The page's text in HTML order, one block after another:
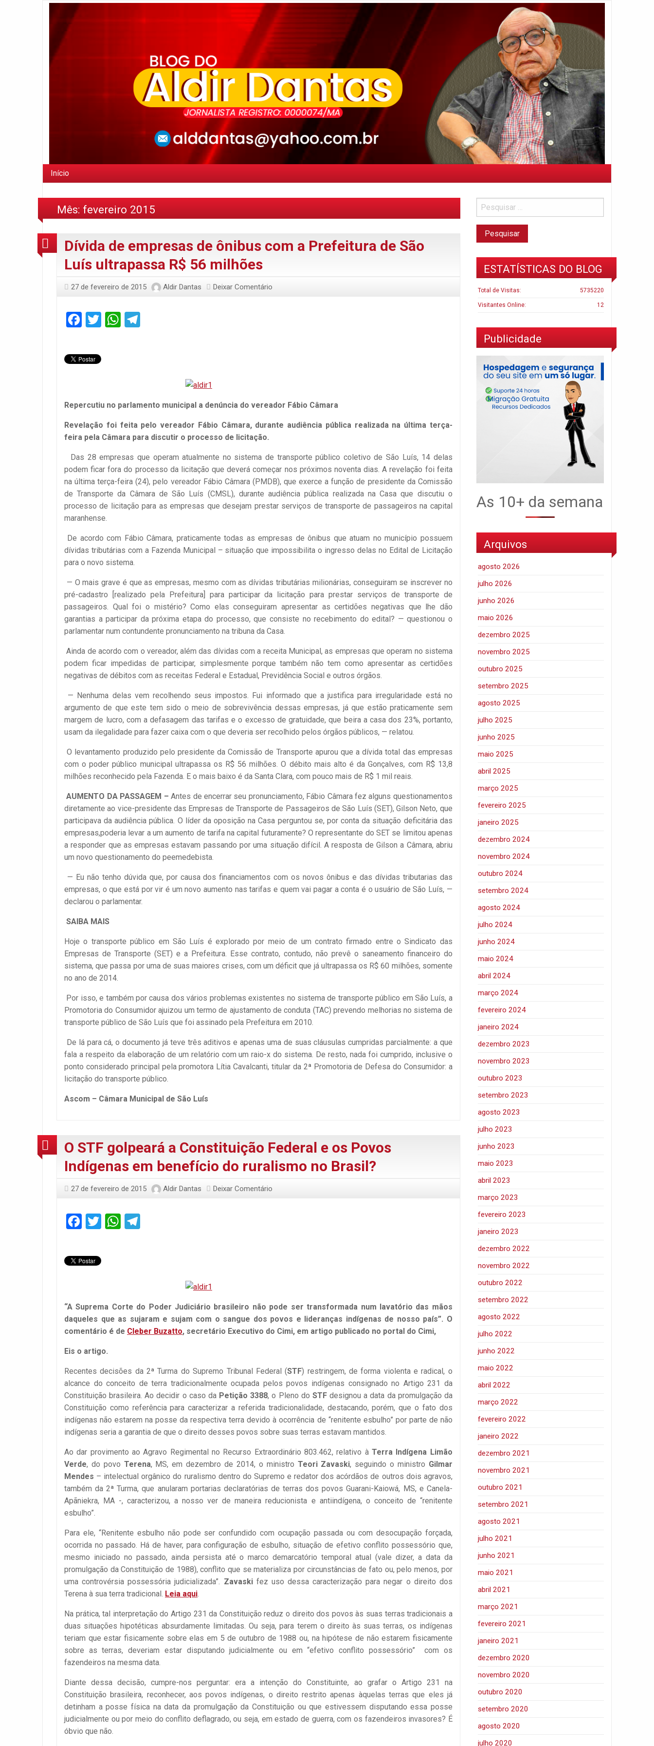
Início
Mês: fevereiro 2015
Dívida de empresas de ônibus com a Prefeitura de São
Luís ultrapassa R$ 56 milhões
27 de fevereiro de 2015 Aldir Dantas Deixar Comentário
Facebook
TwitterWhatsApp
Repercutiu no parlamento municipal a denúncia do vereador Fábio Câmara
Revelação foi feita pelo vereador Fábio Câmara, durante audiência pública realizada na última terça-
feira pela Câmara para discutir o processo de licitação.
Das 28 empresas que operam atualmente no sistema de transporte público coletivo de São Luís, 14 delas
podem ficar fora do processo da licitação que deverá começar nos próximos noventa dias. A revelação foi feita
na última terça-feira (24), pelo vereador Fábio Câmara (PMDB), que exerce a função de presidente da Comissão
de Transporte da Câmara de São Luís (CMSL), durante audiência pública realizada na Casa que discutiu o
processo de licitação para as empresas que desejam prestar serviços de transporte de passageiros na capital
maranhense.
De acordo com Fábio Câmara, praticamente todas as empresas de ônibus que atuam no município possuem
dívidas tributárias com a Fazenda Municipal – situação que impossibilita o ingresso delas no Edital de Licitação
para o novo sistema.
— O mais grave é que as empresas, mesmo com as dívidas tributárias milionárias, conseguiram se inscrever no
pré-cadastro [realizado pela Prefeitura] para participar da licitação para prestar serviços de transporte de
passageiros. Qual foi o mistério? Como elas conseguiram apresentar as certidões negativas que lhe dão
garantias a participar da próxima etapa do processo, que consiste no recebimento do edital? — questionou o
parlamentar num contundente pronunciamento na tribuna da Casa.
Ainda de acordo com o vereador, além das dívidas com a receita Municipal, as empresas que operam no sistema
podem ficar impedidas de participar, simplesmente porque também não tem como apresentar as certidões
negativas de débitos com as receitas Federal e Estadual, Previdência Social e outros órgãos.
— Nenhuma delas vem recolhendo seus impostos. Fui informado que a justifica para irregularidade está no
argumento de que este tem sido o meio de sobrevivência dessas empresas, já que estão praticamente sem
margem de lucro, com a defasagem das tarifas e o excesso de gratuidade, que beira a casa dos 23%, portanto,
usam da ilegalidade para fazer caixa com o que deveria ser recolhido pelos órgãos públicos, — relatou.
O levantamento produzido pelo presidente da Comissão de Transporte apurou que a dívida total das empresas
com o poder público municipal ultrapassa os R$ 56 milhões. O débito mais alto é da Gonçalves, com R$ 13,8
milhões reconhecido pela Fazenda. E o mais baixo é da Santa Clara, com pouco mais de R$ 1 mil reais.
AUMENTO DA PASSAGEM –Antes de encerrar seu pronunciamento, Fábio Câmara fez alguns questionamentos
diretamente ao vice-presidente das Empresas de Transporte de Passageiros de São Luís (SET), Gilson Neto, que
participava da audiência pública. O líder da oposição na Casa perguntou se, por conta da situação deficitária das
empresas,poderia levar a um aumento de tarifa na capital futuramente? O representante do SET se limitou apenas
a responder que as empresas estavam passando por uma situação difícil. A resposta de Gilson a Câmara, abriu
um novo questionamento do peemedebista.
— Eu não tenho dúvida que, por causa dos financiamentos com os novos ônibus e das dívidas tributarias das
empresas, o que está por vir é um novo aumento nas tarifas e quem vai pagar a conta é o usuário de São Luís, —
declarou o parlamentar.
SAIBA MAIS
Hoje o transporte público em São Luís é explorado por meio de um contrato firmado entre o Sindicato das
Empresas de Transporte (SET) e a Prefeitura. Esse contrato, contudo, não prevê o saneamento financeiro do
sistema, que passa por uma de suas maiores crises, com um déficit que já ultrapassa os R$ 60 milhões, somente
no ano de 2014.
Por isso, e também por causa dos vários problemas existentes no sistema de transporte público em São Luís, a
Promotoria do Consumidor ajuizou um termo de ajustamento de conduta (TAC) prevendo melhorias no sistema de
transporte público de São Luís que foi assinado pela Prefeitura em 2010.
De lá para cá, o documento já teve três aditivos e apenas uma de suas cláusulas cumpridas parcialmente: a que
fala a respeito da elaboração de um relatório com um raio-x do sistema. De resto, nada foi cumprido, inclusive o
ponto considerado principal pela promotora Lítia Cavalcanti, titular da 2ª Promotoria de Defesa do Consumidor: a
licitação do transporte público.
Ascom – Câmara Municipal de São Luís
O STF golpeará a Constituição Federal e os Povos
Indígenas em benefício do ruralismo no Brasil?
27 de fevereiro de 2015 Aldir Dantas Deixar Comentário
Facebook
TwitterWhatsApp
“A Suprema Corte do Poder Judiciário brasileiro não pode ser transformada num lavatório das mãos
daqueles que as sujaram e sujam com o sangue dos povos e lideranças indígenas de nosso país”. O
comentário é de Cleber Buzatto, secretário Executivo do Cimi, em artigo publicado no portal do Cimi,
Eis o artigo.
Recentes decisões da 2ª Turma do Supremo Tribunal Federal (STF) restringem, de forma violenta e radical, o
alcance do conceito de terra tradicionalmente ocupada pelos povos indígenas consignado no Artigo 231 da
Constituição brasileira. Ao decidir o caso daPetição 3388, o Pleno do STFdesignou a data da promulgação da
Constituição como referência para caracterizar a referida tradicionalidade, destacando, porém, que o fato dos
indígenas não estarem na posse da respectiva terra devido à ocorrência de “renitente esbulho” por parte de não
indígenas seria a garantia de que o direito desses povos sobre suas terras estavam mantidos.
Ao dar provimento ao Agravo Regimental no Recurso Extraordinário 803.462, relativo àTerra Indígena Limão
Verde, do povo Terena, MS, em dezembro de 2014, o ministro Teori Zavaski, seguindo o ministro Gilmar
Mendes – intelectual orgânico do ruralismo dentro do Supremo e redator dos acórdãos de outros dois agravos,
também da 2ª Turma, que anularam portarias declaratórias de terras dos povos Guarani-Kaiowá, MS, e Canela-
Apãniekra, MA -, caracterizou, a nosso ver de maneira reducionista e antiindígena, o conceito de “renitente
esbulho”.
Para ele, “Renitente esbulho não pode ser confundido com ocupação passada ou com desocupação forçada,
ocorrida no passado. Há de haver, para configuração de esbulho, situação de efetivo conflito possessório que,
mesmo iniciado no passado, ainda persista até o marco demarcatório temporal atual (vale dizer, a data da
promulgação da Constituição de 1988), conflito que se materializa por circunstâncias de fato ou, pelo menos, por
uma controvérsia possessória judicializada”. Zavaskifez uso dessa caracterização para negar o direito dos
Terena à sua terra tradicional. Leia aqui.
Na prática, tal interpretação do Artigo 231 da Constituição reduz o direito dos povos às suas terras tradicionais a
duas situações hipotéticas absurdamente limitadas. Ou seja, para terem o direito às suas terras, os indígenas
teriam que estar fisicamente sobre elas em 5 de outubro de 1988 ou, na hipótese de não estarem fisicamente
sobre as terras, deveriam estar disputando judicialmente ou em “efetivo conflito possessório” com os
fazendeiros na mesma data.
Diante dessa decisão, cumpre-nos perguntar: era a intenção do Constituinte, ao grafar o Artigo 231 na
Constituição brasileira, reconhecer, aos povos indígenas, o direito restrito apenas àquelas terras que eles já
detinham a posse física na data da promulgação da Constituição ou que estivessem disputando essa posse
judicialmente ou por meio do conflito deflagrado, ou seja, em estado de guerra, com os fazendeiros invasores? É
óbvio que não.
ESTATÍSTICAS DO BLOG
5735220
Total de Visitas:
12
Visitantes Online:
Publicidade
As 10+ da semana
Arquivos
agosto 2026
julho 2026
junho 2026
maio 2026
dezembro 2025
novembro 2025
outubro 2025
setembro 2025
agosto 2025
julho 2025
junho 2025
maio 2025
abril 2025
março 2025
fevereiro 2025
janeiro 2025
dezembro 2024
novembro 2024
outubro 2024
setembro 2024
agosto 2024
julho 2024
junho 2024
maio 2024
abril 2024
março 2024
fevereiro 2024
janeiro 2024
dezembro 2023
novembro 2023
outubro 2023
setembro 2023
agosto 2023
julho 2023
junho 2023
maio 2023
abril 2023
março 2023
fevereiro 2023
janeiro 2023
dezembro 2022
novembro 2022
outubro 2022
setembro 2022
agosto 2022
julho 2022
junho 2022
maio 2022
abril 2022
março 2022
fevereiro 2022
janeiro 2022
dezembro 2021
novembro 2021
outubro 2021
setembro 2021
agosto 2021
julho 2021
junho 2021
maio 2021
abril 2021
março 2021
fevereiro 2021
janeiro 2021
dezembro 2020
novembro 2020
outubro 2020
setembro 2020
agosto 2020
julho 2020